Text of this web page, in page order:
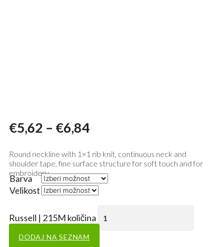
€5,62 – €6,84
Round neckline with 1×1 rib knit, continuous neck and
shoulder tape, fine surface structure for soft touch and for
embroidery
Barva
Velikost
Russell | 215M količina
DODAJ NA SEZNAM